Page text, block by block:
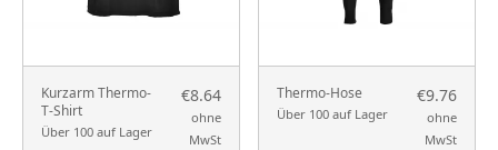
Kurzarm Thermo-
T-Shirt
Über 100 auf Lager
€8.64
ohne
MwSt
Thermo-Hose
Über 100 auf Lager
€9.76
ohne
MwSt